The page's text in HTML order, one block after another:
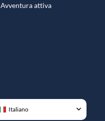
Avventura attiva
Italiano